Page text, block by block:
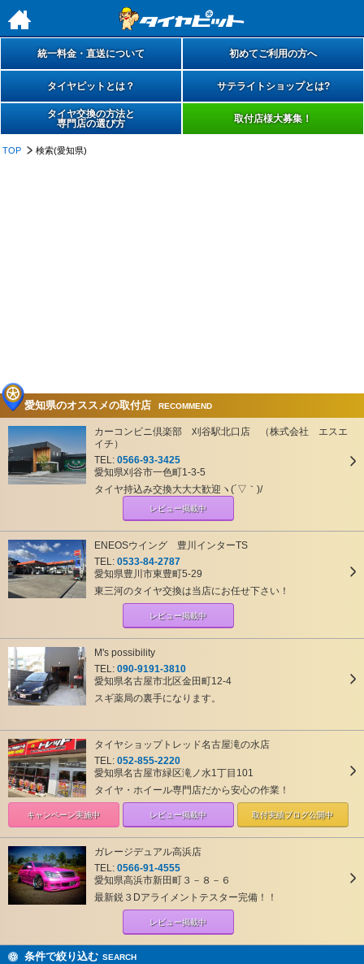
h
統一料金・直送について 初めてご利用の方へ
タイヤピットとは？ サテライトショップとは?
タイヤ交換の方法と
専門店の選び方
取付店様大募集！
TOP 検索(愛知県)
愛知県のオススメの取付店 RECOMMEND
カーコンビニ倶楽部 刈谷駅北口店 （株式会社 エスエ
イチ）
TEL: 0566-93-3425
愛知県刈谷市一色町1-3-5
タイヤ持込み交換大大大歓迎ヽ(´▽｀)/
レビュー掲載中
ENEOSウイング 豊川インターTS
TEL: 0533-84-2787
愛知県豊川市東豊町5-29
東三河のタイヤ交換は当店にお任せ下さい！
レビュー掲載中
M's possibility
TEL: 090-9191-3810
愛知県名古屋市北区金田町12-4
スギ薬局の裏手になります。
タイヤショップトレッド名古屋滝の水店
TEL: 052-855-2220
愛知県名古屋市緑区滝ノ水1丁目101
タイヤ・ホイール専門店だから安心の作業！
キャンペーン実施中 レビュー掲載中 取付実績ブログ公開中
ガレージデュアル高浜店
TEL: 0566-91-4555
愛知県高浜市新田町３－８－６
最新鋭３Dアライメントテスター完備！！
レビュー掲載中
条件で絞り込む SEARCH